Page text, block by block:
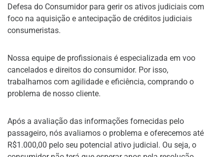
Defesa do Consumidor para gerir os ativos judiciais com
foco na aquisição e antecipação de créditos judiciais
consumeristas.
Nossa equipe de profissionais é especializada em voo
cancelados e direitos do consumidor. Por isso,
trabalhamos com agilidade e eficiência, comprando o
problema de nosso cliente.
Após a avaliação das informações fornecidas pelo
passageiro, nós avaliamos o problema e oferecemos até
R$1.000,00 pelo seu potencial ativo judicial. Ou seja, o